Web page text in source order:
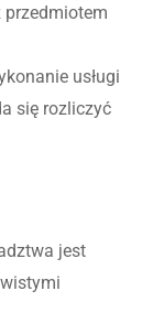
przedmiotem
usługi
się rozliczyć
jest